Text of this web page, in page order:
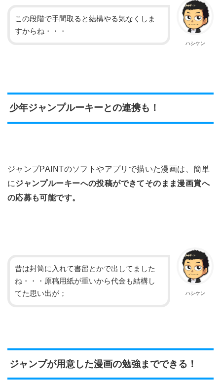
ハシケン
この段階で手間取ると結構やる気なくしま
すからね・・・
少年ジャンプルーキーとの連携も！
ジャンプPAINTのソフトやアプリで描いた漫画は、簡単
にジャンプルーキーへの投稿ができてそのまま漫画賞へ
の応募も可能です。
ハシケン
昔は封筒に入れて書留とかで出してました
ね・・・原稿用紙が重いから代金も結構し
てた思い出が；
ジャンプが用意した漫画の勉強までできる！